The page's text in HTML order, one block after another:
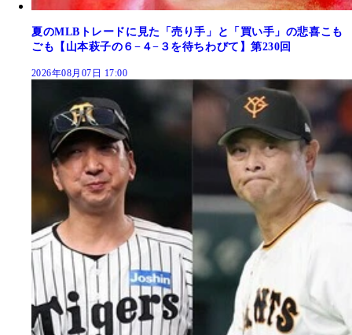
夏のMLBトレードに見た「売り手」と「買い手」の悲喜こも
ごも【山本萩子の６−４−３を待ちわびて】第230回
2026年08月07日 17:00